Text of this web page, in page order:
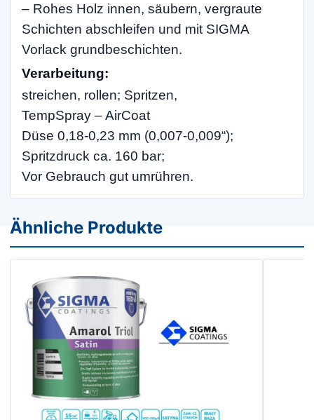
– Rohes Holz innen, säubern, vergraute
Schichten abschleifen und mit SIGMA
Vorlack grundbeschichten.
Verarbeitung:
streichen, rollen; Spritzen,
TempSpray – AirCoat
Düse 0,18-0,23 mm (0,007-0,009“);
Spritzdruck ca. 160 bar;
Vor Gebrauch gut umrühren.
Ähnliche Produkte